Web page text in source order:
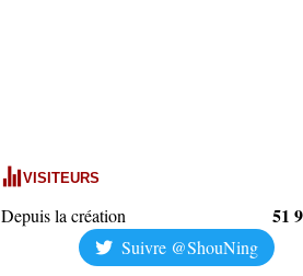
VISITEURS
Depuis la création 51
Suivre @ShouNing